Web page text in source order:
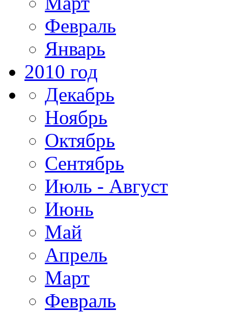
Февраль
Январь
2010 год
Декабрь
Ноябрь
Октябрь
Сентябрь
Июль - Август
Июнь
Май
Апрель
Март
Февраль